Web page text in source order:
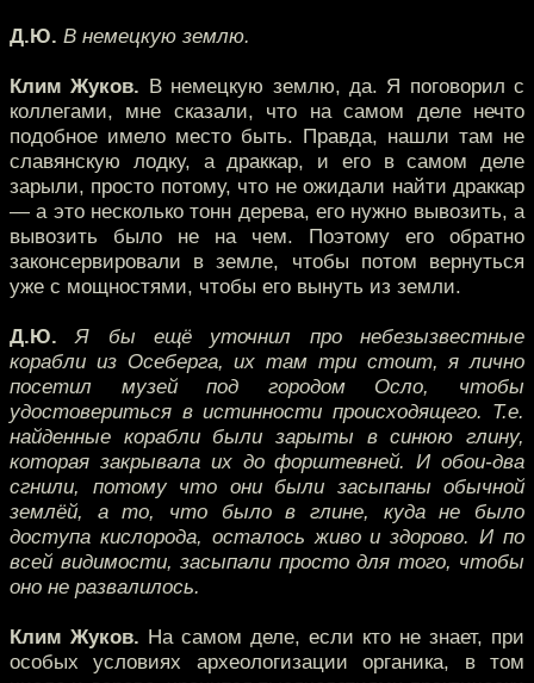
Д.Ю. В немецкую землю.
Клим Жуков. В немецкую землю, да. Я поговорил с
коллегами, мне сказали, что на самом деле нечто
подобное имело место быть. Правда, нашли там не
славянскую лодку, а драккар, и его в самом деле
зарыли, просто потому, что не ожидали найти драккар
— а это несколько тонн дерева, его нужно вывозить, а
вывозить было не на чем. Поэтому его обратно
законсервировали в земле, чтобы потом вернуться
уже с мощностями, чтобы его вынуть из земли.
Д.Ю. Я бы ещё уточнил про небезызвестные
корабли из Осеберга, их там три стоит, я лично
посетил музей под городом Осло, чтобы
удостовериться в истинности происходящего. Т.е.
найденные корабли были зарыты в синюю глину,
которая закрывала их до форштевней. И обои-два
сгнили, потому что они были засыпаны обычной
землёй, а то, что было в глине, куда не было
доступа кислорода, осталось живо и здорово. И по
всей видимости, засыпали просто для того, чтобы
оно не развалилось.
Клим Жуков. На самом деле, если кто не знает, при
особых условиях археологизации органика, в том